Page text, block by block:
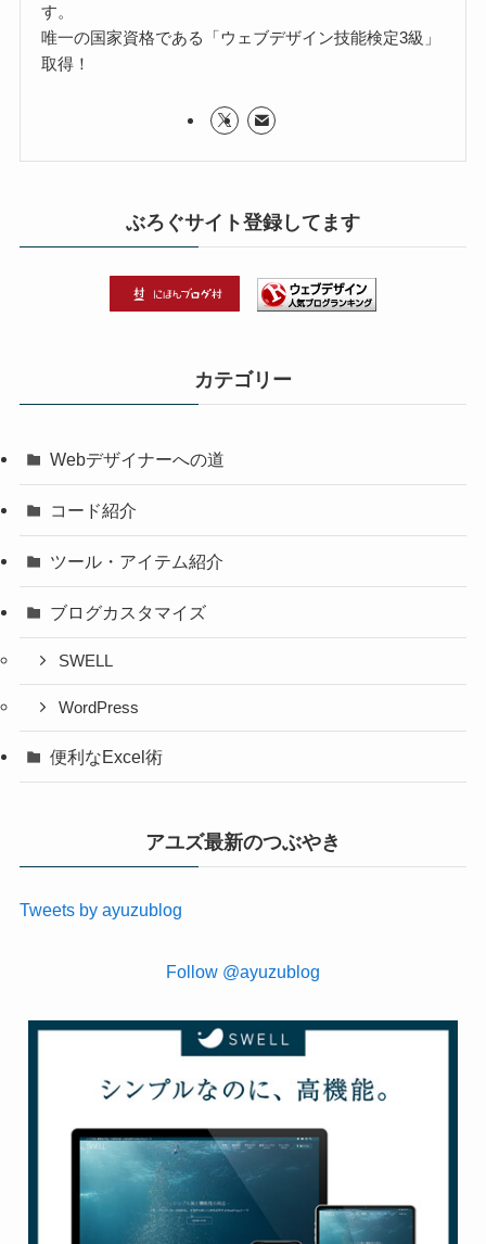
す。
唯一の国家資格である「ウェブデザイン技能検定3級」
取得！
ぶろぐサイト登録してます
カテゴリー
Webデザイナーへの道
コード紹介
ツール・アイテム紹介
ブログカスタマイズ
SWELL
WordPress
便利なExcel術
アユズ最新のつぶやき
Tweets by ayuzublog
Follow @ayuzublog